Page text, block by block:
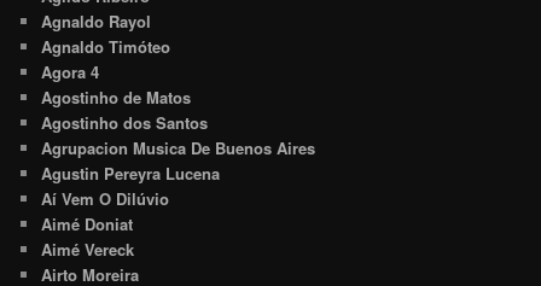
Agnaldo Rayol
Agnaldo Timóteo
Agora 4
Agostinho de Matos
Agostinho dos Santos
Agrupacion Musica De Buenos Aires
Agustin Pereyra Lucena
Aí Vem O Dilúvio
Aimé Doniat
Aimé Vereck
Airto Moreira